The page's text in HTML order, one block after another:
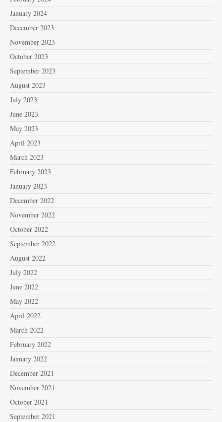
January 2024
December 2023
November 2023
October 2023
September 2023
August 2023
July 2023
June 2023
May 2023
April 2023
March 2023
February 2023
January 2023
December 2022
November 2022
October 2022
September 2022
August 2022
July 2022
June 2022
May 2022
April 2022
March 2022
February 2022
January 2022
December 2021
November 2021
October 2021
September 2021